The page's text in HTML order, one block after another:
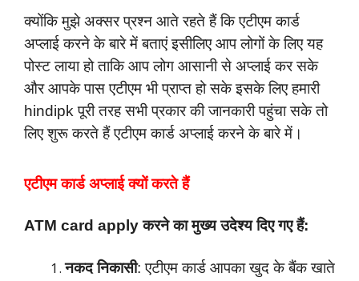
क्योंकि मुझे अक्सर प्रश्न आते रहते हैं कि एटीएम कार्ड
अप्लाई करने के बारे में बताएं इसीलिए आप लोगों के लिए यह
पोस्ट लाया हो ताकि आप लोग आसानी से अप्लाई कर सके
और आपके पास एटीएम भी प्राप्त हो सके इसके लिए हमारी
hindipk पूरी तरह सभी प्रकार की जानकारी पहुंचा सके तो
लिए शुरू करते हैं एटीएम कार्ड अप्लाई करने के बारे में।
एटीएम कार्ड अप्लाई क्यों करते हैं
ATM card apply करने का मुख्य उदेश्य दिए गए हैं:
नकद निकासी: एटीएम कार्ड आपका खुद के बैंक खाते